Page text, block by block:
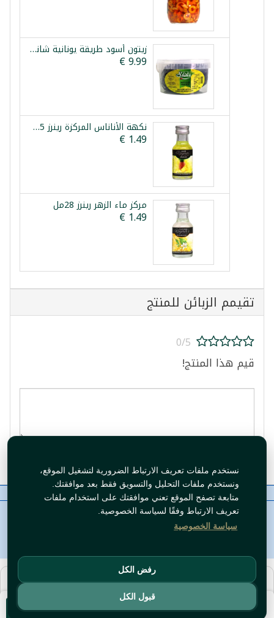
نستخدم ملفات تعريف الارتباط الضرورية لتشغيل الموقع،
ونستخدم ملفات التحليل والتسويق فقط بعد موافقتك.
متابعة تصفح الموقع تعني موافقتك على استخدام ملفات
تعريف الارتباط وفقًا لسياسة الخصوصية.
سياسة الخصوصية
رفض الكل
قبول الكل
أضف للسلة
زيتون أسود طريقة يونانية شانيا 1.5كغ
نكهة الأناناس المركزة رينرز 25مل
مركز ماء الزهر رينرز 28مل
تقيمم الزبائن للمنتج
0/5
قيم هذا المنتج!
معلومات عنا رقم الاتصال سياسات
ال WhatsApp
حقوق النشر©Tawfeer 2018-2026
هذا متجر جملة. الأسعار وميزات الشراء متاحة فقط للحساباتالمسجّلة
والمفعّلة
سجّل دخولأوافتح حساب.